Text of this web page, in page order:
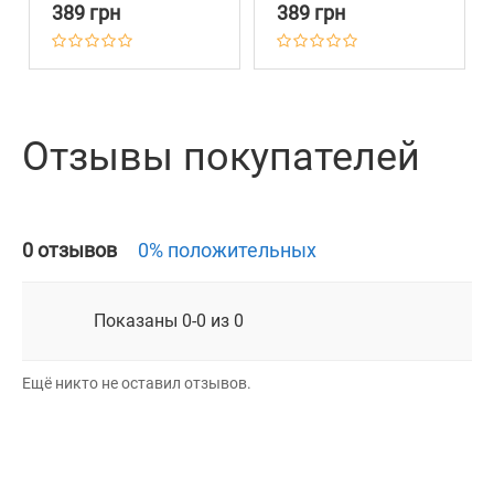
Barksi Active Черно-
Оранжевый 3 метра
389 грн
Barksi Active Черно-
Салатовый 3 метра
389 грн
Отзывы покупателей
0 отзывов 0% положительных
Показаны 0-0 из 0
Ещё никто не оставил отзывов.